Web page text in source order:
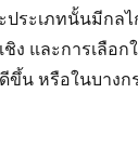
ประเภทนั้นมีกล
ง และการเลือก
ขึ้น หรือในบาง